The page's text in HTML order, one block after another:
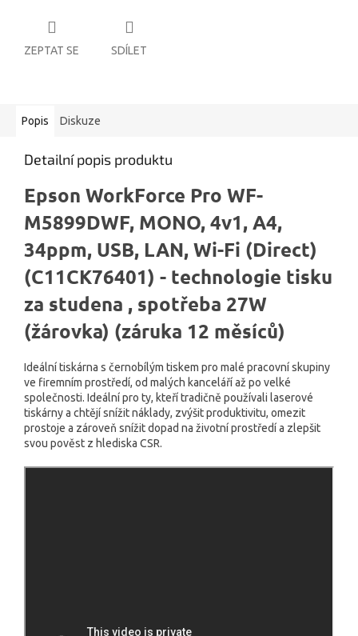
ZEPTAT SE SDÍLET
Popis Diskuze
Detailní popis produktu
Epson WorkForce Pro WF-
M5899DWF, MONO, 4v1, A4,
34ppm, USB, LAN, Wi-Fi (Direct)
(C11CK76401) - technologie tisku
za studena , spotřeba 27W
(žárovka) (záruka 12 měsíců)
Ideální tiskárna s černobílým tiskem pro malé pracovní skupiny
ve firemním prostředí, od malých kanceláří až po velké
společnosti. Ideální pro ty, kteří tradičně používali laserové
tiskárny a chtějí snížit náklady, zvýšit produktivitu, omezit
prostoje a zároveň snížit dopad na životní prostředí a zlepšit
svou pověst z hlediska CSR.